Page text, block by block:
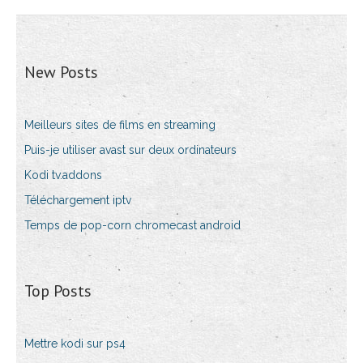
New Posts
Meilleurs sites de films en streaming
Puis-je utiliser avast sur deux ordinateurs
Kodi tv.addons
Téléchargement iptv
Temps de pop-corn chromecast android
Top Posts
Mettre kodi sur ps4